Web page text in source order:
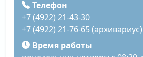
Телефон
+7 (4922) 21-43-30
+7 (4922) 21-76-65 (архивариус)
Время работы